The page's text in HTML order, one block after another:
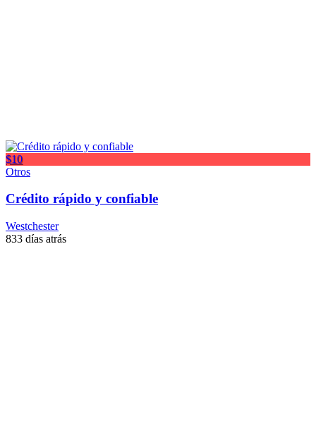
$10
Otros
Crédito rápido y confiable
Westchester
833 días atrás